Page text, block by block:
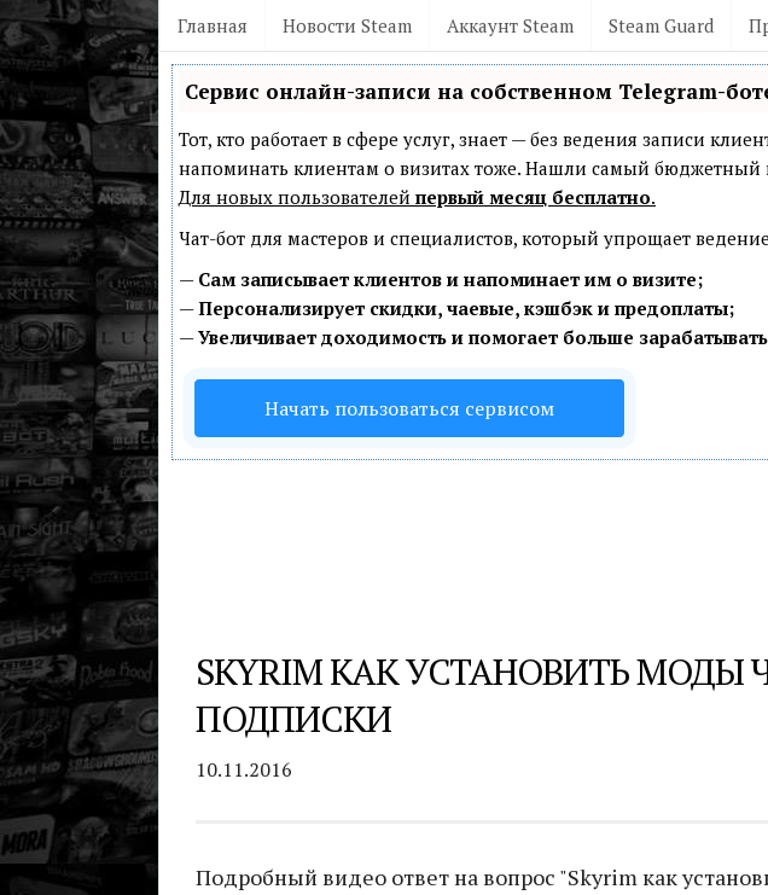
Главная Новости Steam Аккаунт Steam Steam Guard
Сервис онлайн-записи на собственном Telegram-
Тот, кто работает в сфере услуг, знает — без ведения записи
напоминать клиентам о визитах тоже. Нашли самый
Для новых пользователей первый месяц бесплатно.
Чат-бот для мастеров и специалистов, который упрощает
— Сам записывает клиентов и напоминает им о визите;
—Персонализирует скидки, чаевые, кэшбэк и предоплаты;
—Увеличивает доходимость и помогает больше
Начать пользоваться сервисом
SKYRIM КАК УСТАНОВИТЬ МОДЫ
ПОДПИСКИ
10.11.2016
Подробный видео ответ на вопрос "Skyrim как